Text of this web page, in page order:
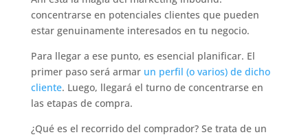
concentrarse en potenciales clientes que pueden
estar genuinamente interesados en tu negocio.
Para llegar a ese punto, es esencial planificar. El
primer paso será armar un perfil (o varios) de dicho
cliente. Luego, llegará el turno de concentrarse en
las etapas de compra.
¿Qué es el recorrido del comprador? Se trata de un